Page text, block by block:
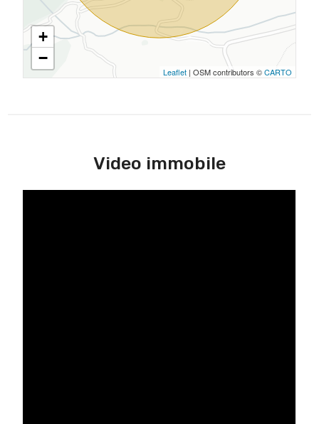
+
−
Leaflet| OSM contributors ©CARTO
Video immobile